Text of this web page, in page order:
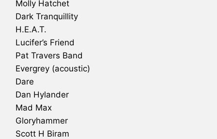
Molly Hatchet
Dark Tranquillity
H.E.A.T.
Lucifer’s Friend
Pat Travers Band
Evergrey (acoustic)
Dare
Dan Hylander
Mad Max
Gloryhammer
Scott H Biram